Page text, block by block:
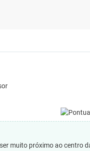
muito próximo ao centro